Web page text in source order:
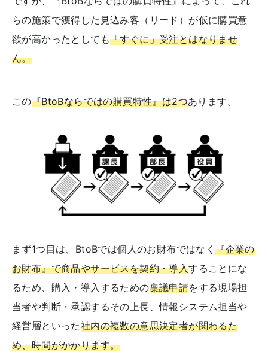
らの施策で獲得した見込み客（リード）が仮に購買意
欲が高かったとしても「すぐに」受注とはなりませ
ん。
この『BtoBならではの購買特性』は2つあります。
まず1つ目は、BtoBでは個人のお財布ではなく『企業の
お財布』で商品やサービスを契約・導入することにな
るため、購入・導入するための稟議申請をする現場担
当者や判断・承認するその上長、情報システム担当や
経営層といった社内の複数の意思決定者が関わるた
め、時間がかかります。